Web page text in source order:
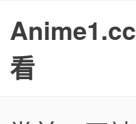
看